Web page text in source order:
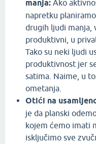
manja: Ako
napretku
drugih ljudi manja,
produktivni, u
Tako su neki ljudi
produktivnost jer
satima. Naime, u
ometanja.
Otići na
je da planski
kojem ćemo imati
isključimo sve